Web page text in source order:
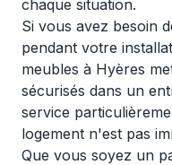
chaque situation.
Si vous avez besoin
pendant votre
meubles à Hyères
sécurisés dans un
service
logement n'est pas
Que vous soyez un